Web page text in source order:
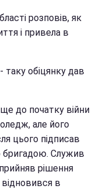
розповів, як
і привела в
обіцянку дав
до початку війни
але його
цього підписав
бригадою. Служив
прийняв рішення
в